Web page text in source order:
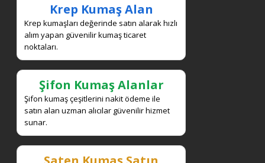
Krep Kumaş Alan
Krep kumaşları değerinde satın alarak hızlı
alım yapan güvenilir kumaş ticaret
noktaları.
Şifon Kumaş Alanlar
Şifon kumaş çeşitlerini nakit ödeme ile
satın alan uzman alıcılar güvenilir hizmet
sunar.